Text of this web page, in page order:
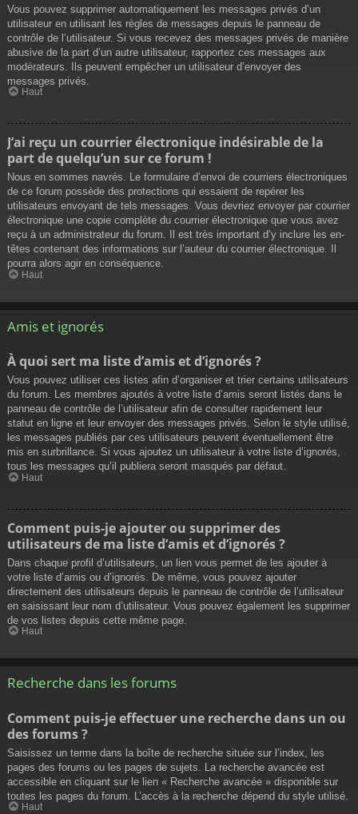
Vous pouvez supprimer automatiquement les messages privés d’un
utilisateur en utilisant les règles de messages depuis le panneau de
contrôle de l’utilisateur. Si vous recevez des messages privés de manière
abusive de la part d’un autre utilisateur, rapportez ces messages aux
modérateurs. Ils peuvent empêcher un utilisateur d’envoyer des
messages privés.
Haut
J’ai reçu un courrier électronique indésirable de la
part de quelqu’un sur ce forum !
Nous en sommes navrés. Le formulaire d’envoi de courriers électroniques
de ce forum possède des protections qui essaient de repérer les
utilisateurs envoyant de tels messages. Vous devriez envoyer par courrier
électronique une copie complète du courrier électronique que vous avez
reçu à un administrateur du forum. Il est très important d’y inclure les en-
têtes contenant des informations sur l’auteur du courrier électronique. Il
pourra alors agir en conséquence.
Haut
Amis et ignorés
À quoi sert ma liste d’amis et d’ignorés ?
Vous pouvez utiliser ces listes afin d’organiser et trier certains utilisateurs
du forum. Les membres ajoutés à votre liste d’amis seront listés dans le
panneau de contrôle de l’utilisateur afin de consulter rapidement leur
statut en ligne et leur envoyer des messages privés. Selon le style utilisé,
les messages publiés par ces utilisateurs peuvent éventuellement être
mis en surbrillance. Si vous ajoutez un utilisateur à votre liste d’ignorés,
tous les messages qu’il publiera seront masqués par défaut.
Haut
Comment puis-je ajouter ou supprimer des
utilisateurs de ma liste d’amis et d’ignorés ?
Dans chaque profil d’utilisateurs, un lien vous permet de les ajouter à
votre liste d’amis ou d’ignorés. De même, vous pouvez ajouter
directement des utilisateurs depuis le panneau de contrôle de l’utilisateur
en saisissant leur nom d’utilisateur. Vous pouvez également les supprimer
de vos listes depuis cette même page.
Haut
Recherche dans les forums
Comment puis-je effectuer une recherche dans un ou
des forums ?
Saisissez un terme dans la boîte de recherche située sur l’index, les
pages des forums ou les pages de sujets. La recherche avancée est
accessible en cliquant sur le lien « Recherche avancée » disponible sur
toutes les pages du forum. L’accès à la recherche dépend du style utilisé.
Haut